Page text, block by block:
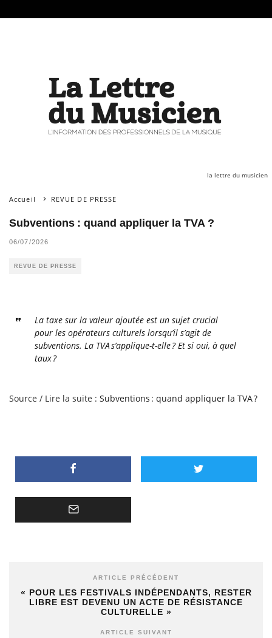
la lettre du musicien
Accueil REVUE DE PRESSE
Subventions : quand appliquer la TVA ?
06/07/2026
REVUE DE PRESSE
La taxe sur la valeur ajoutée est un sujet crucial
pour les opérateurs culturels lorsqu’il s’agit de
subventions. La TVA s’applique-t-elle ? Et si oui, à quel
taux ?
Source / Lire la suite : Subventions : quand appliquer la TVA ?
ARTICLE PRÉCÉDENT
« POUR LES FESTIVALS INDÉPENDANTS, RESTER
LIBRE EST DEVENU UN ACTE DE RÉSISTANCE
CULTURELLE »
ARTICLE SUIVANT